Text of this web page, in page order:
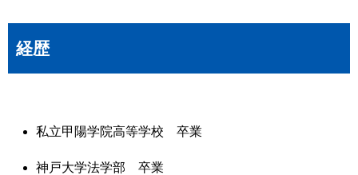
経歴
私立甲陽学院高等学校 卒業
神戸大学法学部 卒業